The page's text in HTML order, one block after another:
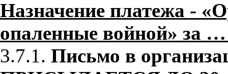
Назначение платежа -
опаленные войной» за
3.7.1. Письмо в